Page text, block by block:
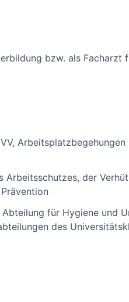
bzw. als Facharzt
Arbeitsschutzes, der
für Hygiene und
des